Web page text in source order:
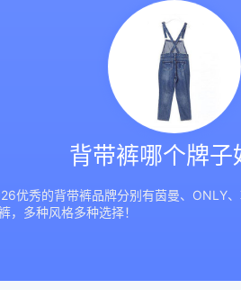
背带裤哪个牌子
优秀的背带裤品牌分别有茵曼、ONLY
多种风格多种选择！